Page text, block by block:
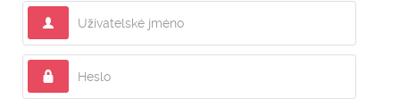
Uživatelské jméno
Heslo